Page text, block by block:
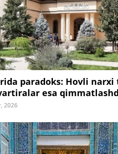
paradoks: Hovli narxi
esa
2026